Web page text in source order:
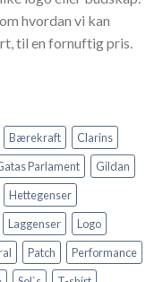
hvordan vi kan
til en fornuftig pris.
Bærekraft
Clarins
Parlament
Gildan
Hettegenser
Laggenser
Logo
Patch
Performance